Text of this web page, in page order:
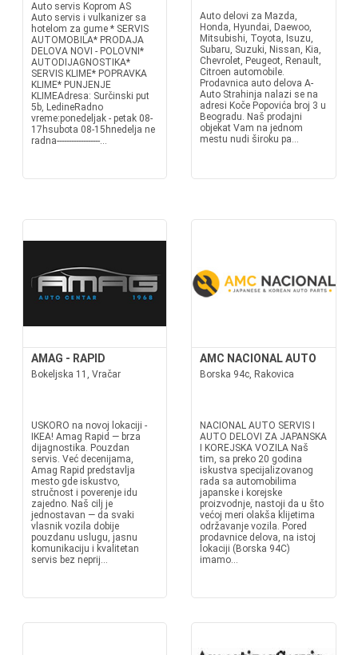
Auto servis Koprom AS
Auto servis i vulkanizer sa
hotelom za gume * SERVIS
AUTOMOBILA* PRODAJA
DELOVA NOVI - POLOVNI*
AUTODIJAGNOSTIKA*
SERVIS KLIME* POPRAVKA
KLIME* PUNJENJE
KLIMEAdresa: Surčinski put
5b, LedineRadno
vreme:ponedeljak - petak 08-
17hsubota 08-15hnedelja ne
radna------------------...
Auto delovi za Mazda,
Honda, Hyundai, Daewoo,
Mitsubishi, Toyota, Isuzu,
Subaru, Suzuki, Nissan, Kia,
Chevrolet, Peugeot, Renault,
Citroen automobile.
Prodavnica auto delova A-
Auto Strahinja nalazi se na
adresi Koče Popovića broj 3 u
Beogradu. Naš prodajni
objekat Vam na jednom
mestu nudi široku pa...
AMAG - RAPID
Bokeljska 11, Vračar
USKORO na novoj lokaciji -
IKEA! Amag Rapid — brza
dijagnostika. Pouzdan
servis. Već decenijama,
Amag Rapid predstavlja
mesto gde iskustvo,
stručnost i poverenje idu
zajedno. Naš cilj je
jednostavan — da svaki
vlasnik vozila dobije
pouzdanu uslugu, jasnu
komunikaciju i kvalitetan
servis bez neprij...
AMC NACIONAL AUTO
Borska 94c, Rakovica
NACIONAL AUTO SERVIS I
AUTO DELOVI ZA JAPANSKA
I KOREJSKA VOZILA Naš
tim, sa preko 20 godina
iskustva specijalizovanog
rada sa automobilima
japanske i korejske
proizvodnje, nastoji da u što
većoj meri olakša klijetima
održavanje vozila. Pored
prodavnice delova, na istoj
lokaciji (Borska 94C)
imamo...